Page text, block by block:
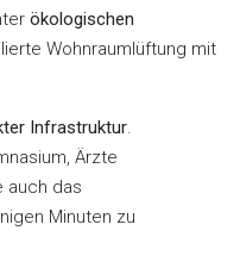
ökologischen
Wohnraumlüftung mit
Infrastruktur.
Ärzte
auch das
Minuten zu